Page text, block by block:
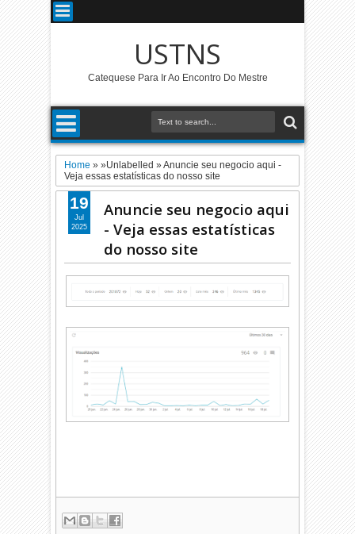
USTNS
Catequese Para Ir Ao Encontro Do Mestre
Home » »Unlabelled »Anuncie seu negocio aqui -
Veja essas estatísticas do nosso site
Anuncie seu negocio aqui
- Veja essas estatísticas
do nosso site
19
Jul
2025